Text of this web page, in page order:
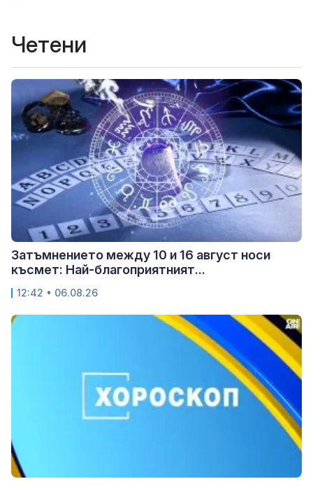
Четени
Затъмнението между 10 и 16 август носи
късмет: Най-благоприятният...
12:42 • 06.08.26